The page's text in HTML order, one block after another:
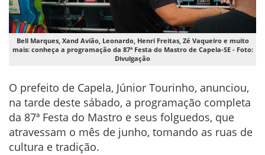
Bell Marques, Xand Avião, Leonardo, Henri Freitas, Zé Vaqueiro e muito
mais: conheça a programação da 87ª Festa do Mastro de Capela-SE - Foto:
Divulgação
O prefeito de Capela, Júnior Tourinho, anunciou,
na tarde deste sábado, a programação completa
da 87ª Festa do Mastro e seus folguedos, que
atravessam o mês de junho, tomando as ruas de
cultura e tradição.